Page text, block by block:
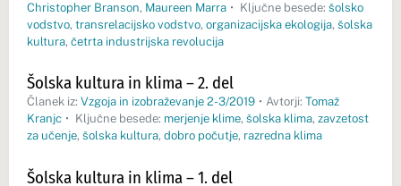
Christopher Branson, Maureen Marra • Ključne besede: šolsko
vodstvo, transrelacijsko vodstvo, organizacijska ekologija, šolska
kultura, četrta industrijska revolucija
Šolska kultura in klima – 2. del
Članek iz: Vzgoja in izobraževanje 2-3/2019 • Avtorji: Tomaž
Kranjc • Ključne besede: merjenje klime, šolska klima, zavzetost
za učenje, šolska kultura, dobro počutje, razredna klima
Šolska kultura in klima – 1. del